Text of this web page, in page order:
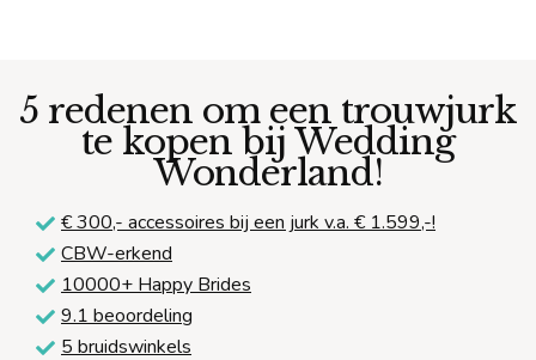
5 redenen om een trouwjurk
te kopen bij Wedding
Wonderland!
€ 300,- accessoires bij een jurk v.a. € 1.599,-!
CBW-erkend
10000+ Happy Brides
9.1 beoordeling
5 bruidswinkels